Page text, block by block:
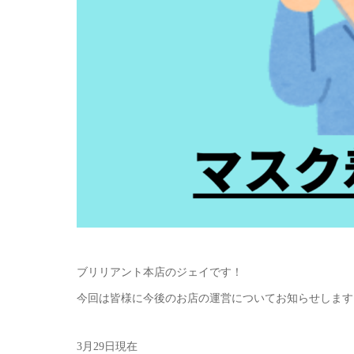
ブリリアント本店のジェイです！
今回は皆様に今後のお店の運営についてお知らせしま
3月29日現在